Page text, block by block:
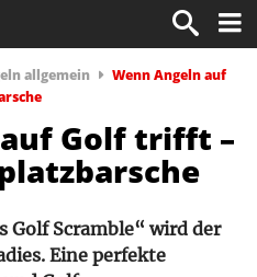
allgemein
Wenn Angeln auf
Golf trifft –
Golf Scramble“ wird der
Eine perfekte